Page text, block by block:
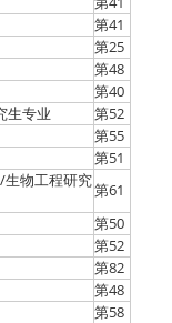
第41
第25
第48
第40
生专业
第52
第55
第51
物工程研究第61
第50
第52
第82
第48
第58